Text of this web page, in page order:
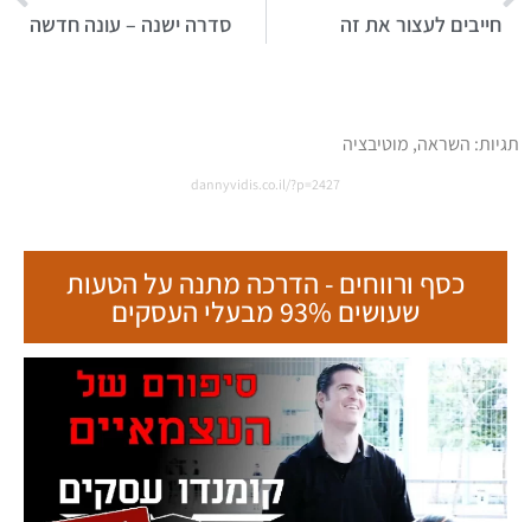
חייבים לעצור את זה סדרה ישנה – עונה חדשה
תגיות: השראה, מוטיבציה
dannyvidis.co.il/?p=2427
כסף ורווחים - הדרכה מתנה על הטעות
שעושים 93% מבעלי העסקים